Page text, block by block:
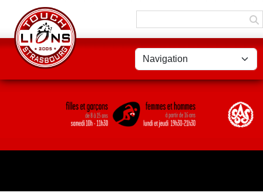
Panneau de gestion des cookies